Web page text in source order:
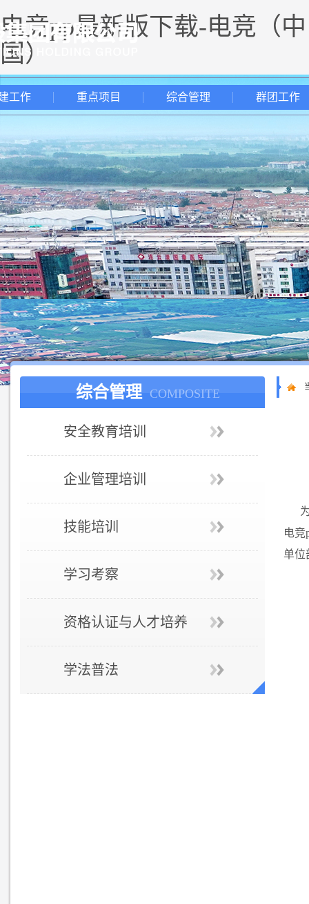
电竞pp最新版下载-电竞（中
国）
工作 重点项目 综合管理 群团工作
综合管理 COMPOSITE
安全教育培训
企业管理培训
技能培训
学习考察
资格认证与人才培养
学法普法
电竞
单位